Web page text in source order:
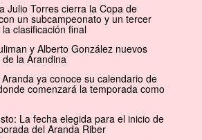
Julio Torres cierra la Copa de
un subcampeonato y un tercer
clasificación final
y Alberto González nuevos
la Arandina
Aranda ya conoce su calendario de
comenzará la temporada como
La fecha elegida para el inicio de
del Aranda Riber